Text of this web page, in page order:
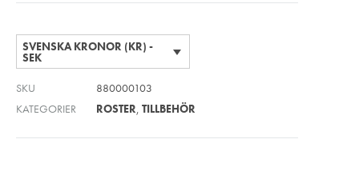
SVENSKA KRONOR (KR) -
SEK
SKU
880000103
KATEGORIER
ROSTER TILLBEHÖR